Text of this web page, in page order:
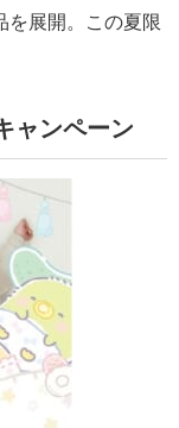
を展開。この夏限
ャンペーン